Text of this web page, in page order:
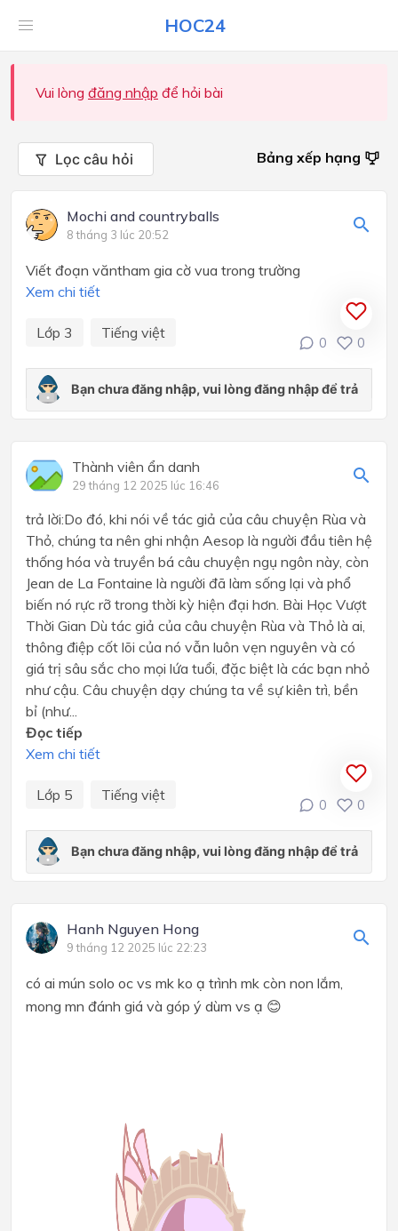
HOC24
Vui lòng đăng nhập để hỏi bài
Lọc câu hỏi Bảng xếp hạng
Mochi and countryballs
8 tháng 3 lúc 20:52
Viết đoạn văntham gia cờ vua trong trường
Xem chi tiết
Lớp 3 Tiếng việt
0 0
Thành viên ẩn danh
29 tháng 12 2025 lúc 16:46
trả lời:Do đó, khi nói về tác giả của câu chuyện Rùa và
Thỏ, chúng ta nên ghi nhận Aesop là người đầu tiên hệ
thống hóa và truyền bá câu chuyện ngụ ngôn này, còn
Jean de La Fontaine là người đã làm sống lại và phổ
biến nó rực rỡ trong thời kỳ hiện đại hơn. Bài Học Vượt
Thời Gian Dù tác giả của câu chuyện Rùa và Thỏ là ai,
thông điệp cốt lõi của nó vẫn luôn vẹn nguyên và có
giá trị sâu sắc cho mọi lứa tuổi, đặc biệt là các bạn nhỏ
như cậu. Câu chuyện dạy chúng ta về sự kiên trì, bền
bỉ (như...
Đọc tiếp
Xem chi tiết
Lớp 5 Tiếng việt
0 0
Hanh Nguyen Hong
9 tháng 12 2025 lúc 22:23
có ai mún solo oc vs mk ko ạ trình mk còn non lắm,
mong mn đánh giá và góp ý dùm vs ạ 😊